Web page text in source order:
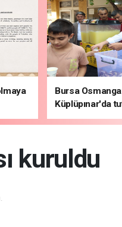
Bursa
Küplüpınar'da
kuruldu